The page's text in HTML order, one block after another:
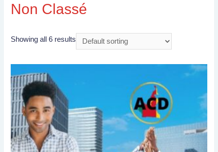
Non Classé
Showing all 6 results